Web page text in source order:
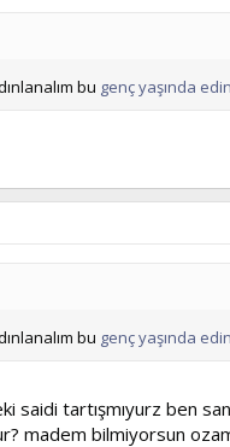
bu genç yaşında
bu genç yaşında
tartışmıyurz ben
madem bilmiyorsun